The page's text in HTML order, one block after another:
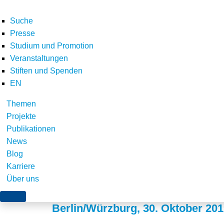
Suche
Presse
Studium und Promotion
Veranstaltungen
Stiften und Spenden
EN
Themen
Projekte
Publikationen
News
Blog
Karriere
Über uns
beihilferechtlichen
Berlin/Würzburg, 30. Oktober